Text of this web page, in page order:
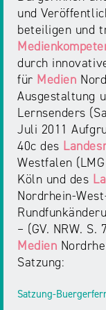
und
beteiligen und
durch
für Medien
Ausgestaltung
Lernsenders
Juli 2011
40c des
Westfalen
Köln und des
Nordrhein-
– (GV. NRW.
Medien
Satzung:
Satzung-